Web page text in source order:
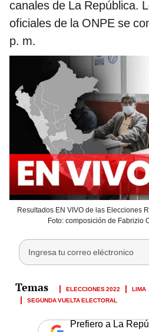
canales de La República.
oficiales de la ONPE se
p. m.
Resultados EN VIVO de las Elecciones
Foto: composición de Fabrizio
ELECCIONES 2022 LIMA
SEGUNDA VUELTA ELECTORAL
Prefiero a La